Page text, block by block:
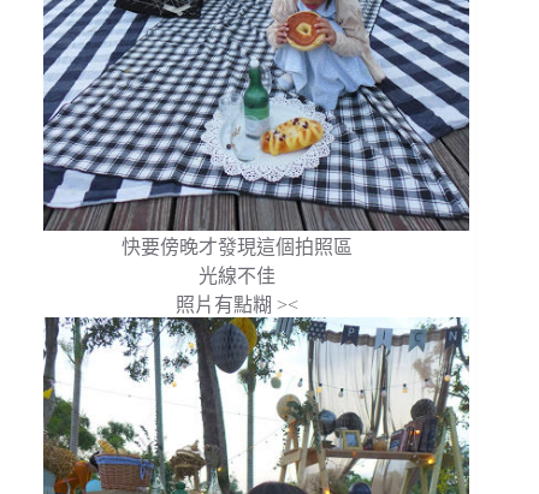
快要傍晚才發現這個拍照區
光線不佳
照片有點糊 ><